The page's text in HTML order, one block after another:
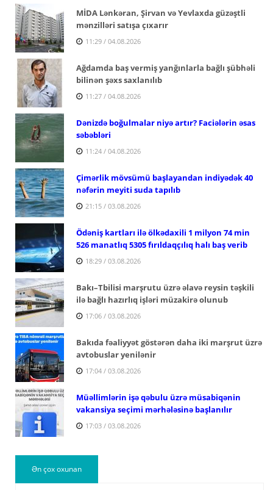
MİDA Lənkəran, Şirvan və Yevlaxda güzəştli
mənzilləri satışa çıxarır
11:29 / 04.08.2026
Ağdamda baş vermiş yanğınlarla bağlı şübhəli
bilinən şəxs saxlanılıb
11:27 / 04.08.2026
Dənizdə boğulmalar niyə artır? Faciələrin əsas
səbəbləri
11:24 / 04.08.2026
Çimərlik mövsümü başlayandan indiyədək 40
nəfərin meyiti suda tapılıb
21:15 / 03.08.2026
Ödəniş kartları ilə ölkədaxili 1 milyon 74 min
526 manatlıq 5305 fırıldaqçılıq halı baş verib
18:29 / 03.08.2026
Bakı–Tbilisi marşrutu üzrə əlavə reysin təşkili
ilə bağlı hazırlıq işləri müzakirə olunub
17:06 / 03.08.2026
Bakıda fəaliyyət göstərən daha iki marşrut üzrə
avtobuslar yenilənir
17:04 / 03.08.2026
Müəllimlərin işə qəbulu üzrə müsabiqənin
vakansiya seçimi mərhələsinə başlanılır
17:03 / 03.08.2026
Ən çox oxunan